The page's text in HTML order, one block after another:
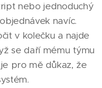
nebo jednoduchý
navíc.
v kolečku a najde
se daří mému týmu
pro mě důkaz, že